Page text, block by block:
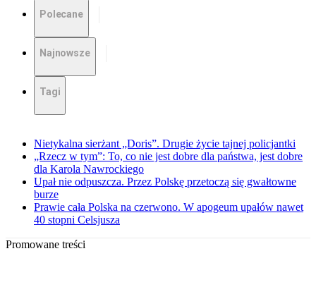
Polecane
Najnowsze
Tagi
Nietykalna sierżant „Doris”. Drugie życie tajnej policjantki
„Rzecz w tym”: To, co nie jest dobre dla państwa, jest dobre
dla Karola Nawrockiego
Upał nie odpuszcza. Przez Polskę przetoczą się gwałtowne
burze
Prawie cała Polska na czerwono. W apogeum upałów nawet
40 stopni Celsjusza
Promowane treści